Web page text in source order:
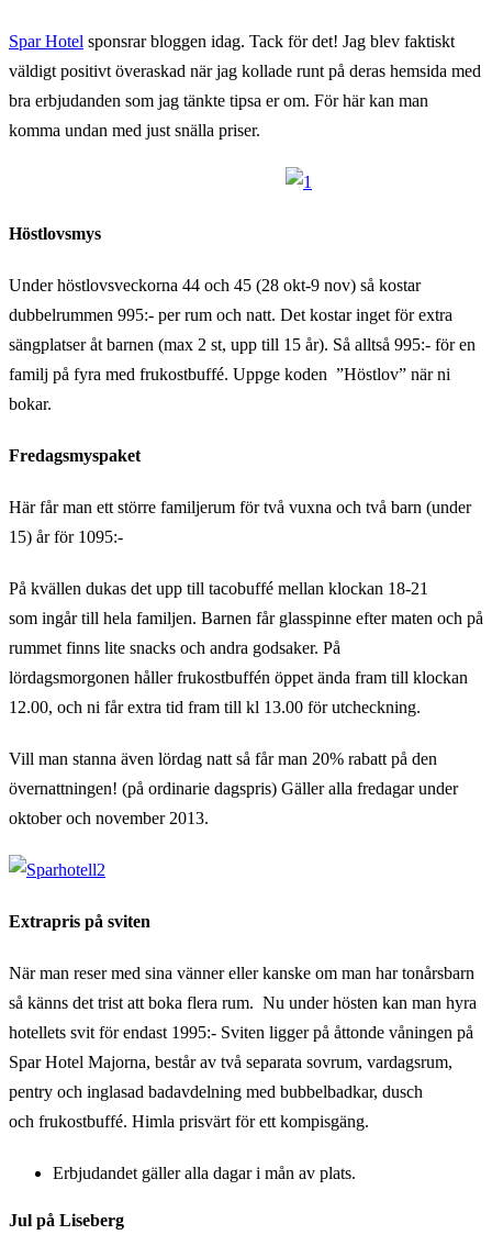
Spar Hotel sponsrar bloggen idag. Tack för det! Jag blev faktiskt
väldigt positivt överaskad när jag kollade runt på deras hemsida med
bra erbjudanden som jag tänkte tipsa er om. För här kan man
komma undan med just snälla priser.
Höstlovsmys
Under höstlovsveckorna 44 och 45 (28 okt-9 nov) så kostar
dubbelrummen 995:- per rum och natt. Det kostar inget för extra
sängplatser åt barnen (max 2 st, upp till 15 år). Så alltså 995:- för en
familj på fyra med frukostbuffé. Uppge koden ”Höstlov” när ni
bokar.
Fredagsmyspaket
Här får man ett större familjerum för två vuxna och två barn (under
15) år för 1095:-
På kvällen dukas det upp till tacobuffé mellan klockan 18-21
som ingår till hela familjen. Barnen får glasspinne efter maten och på
rummet finns lite snacks och andra godsaker. På
lördagsmorgonen håller frukostbuffén öppet ända fram till klockan
12.00, och ni får extra tid fram till kl 13.00 för utcheckning.
Vill man stanna även lördag natt så får man 20% rabatt på den
övernattningen! (på ordinarie dagspris) Gäller alla fredagar under
oktober och november 2013.
Extrapris på sviten
När man reser med sina vänner eller kanske om man har tonårsbarn
så känns det trist att boka flera rum. Nu under hösten kan man hyra
hotellets svit för endast 1995:- Sviten ligger på åttonde våningen på
Spar Hotel Majorna, består av två separata sovrum, vardagsrum,
pentry och inglasad badavdelning med bubbelbadkar, dusch
och frukostbuffé. Himla prisvärt för ett kompisgäng.
Erbjudandet gäller alla dagar i mån av plats.
Jul på Liseberg